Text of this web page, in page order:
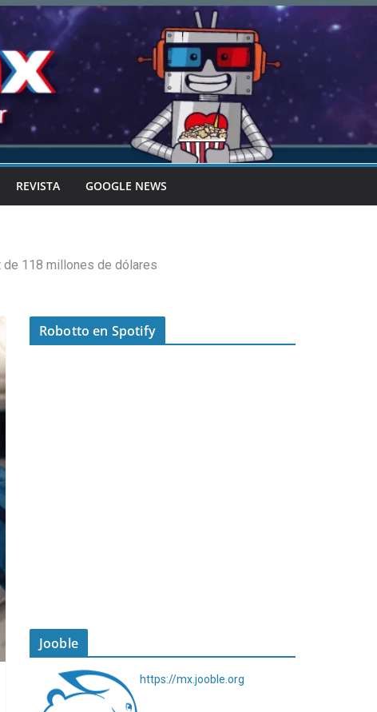
REVISTA GOOGLE NEWS
de 118 millones de dólares
Robotto en Spotify
Jooble
https://mx.jooble.org